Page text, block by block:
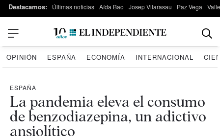
Destacamos: Últimas noticias Aída Bao Josep Vilarasau Paz Vega
OPINIÓN ESPAÑA ECONOMÍA INTERNACIONAL
ESPAÑA
La pandemia eleva el consumo
de benzodiazepina, un adictivo
ansiolítico